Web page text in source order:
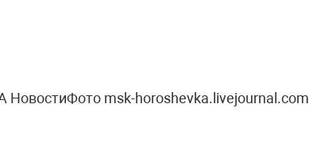
msk-horoshevka.livejournal.com